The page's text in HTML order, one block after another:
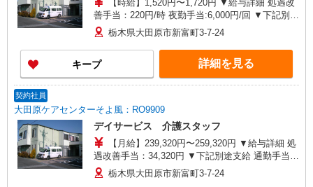
【時給】1,520円〜1,720円 ▼給与詳細 処遇改
善手当：220円/時 夜勤手当:6,000円/回 ▼下記別途
支給 通勤手当 年末年始手当：380円/時 寸志あ
り：年2回（6月・12月） ※業績による ※処遇改
善手当は試用期間中(3ヶ月)は支給なし
栃木県大田原市新富町3-7-24
キープ 詳細を見る
契約社員
大田原ケアセンターそよ風：RO9909
デイサービス 介護スタッフ
【月給】239,320円〜259,320円 ▼給与詳細 処
遇改善手当：34,320円 ▼下記別途支給 通勤手当
年末年始手当：380円/時 寸志あり：年2回（6月・
12月） ※業績による 特別報酬：平均33.8万円（最
栃木県大田原市新富町3-7-24